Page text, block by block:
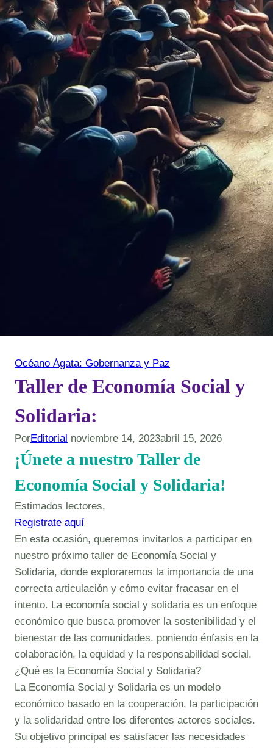
Océano Ágata: Gobernanza y Paz
Taller de Economía Social y
Solidaria:
PorEditorial noviembre 14, 2023abril 15, 2026
¡Únete a nuestro Taller de
Economía Social y Solidaria!
Estimados lectores,
Registrate aquí
En esta ocasión, queremos invitarlos a participar en
nuestro próximo taller de Economía Social y
Solidaria, donde exploraremos la importancia de una
correcta articulación y cómo evitar fracasar en el
intento. La economía social y solidaria es un enfoque
económico que busca promover la sostenibilidad y el
bienestar de las comunidades, poniendo énfasis en la
colaboración, la equidad y la responsabilidad social.
¿Qué es la Economía Social y Solidaria?
La Economía Social y Solidaria es un modelo
económico basado en la cooperación, la participación
y la solidaridad entre los diferentes actores sociales.
Su objetivo principal es satisfacer las necesidades